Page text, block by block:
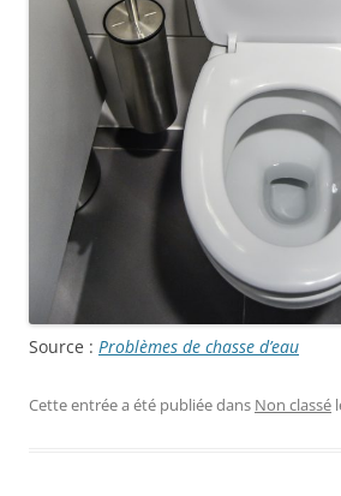
Source : Problèmes de chasse d’eau
Cette entrée a été publiée dans Non classé